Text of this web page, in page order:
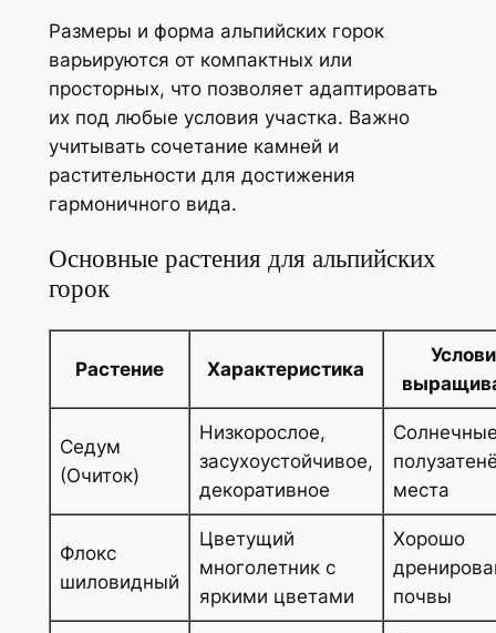
Размеры и форма альпийских горок
варьируются от компактных или
просторных, что позволяет адаптировать
их под любые условия участка. Важно
учитывать сочетание камней и
растительности для достижения
гармоничного вида.
Основные растения для альпийских
горок
Растение Характеристика
Седум
(Очиток)
Низкорослое,
засухоустойчивое,
декоративное
места
Флокс
шиловидный
Цветущий
многолетник с
яркими цветами
Хорошо
почвы